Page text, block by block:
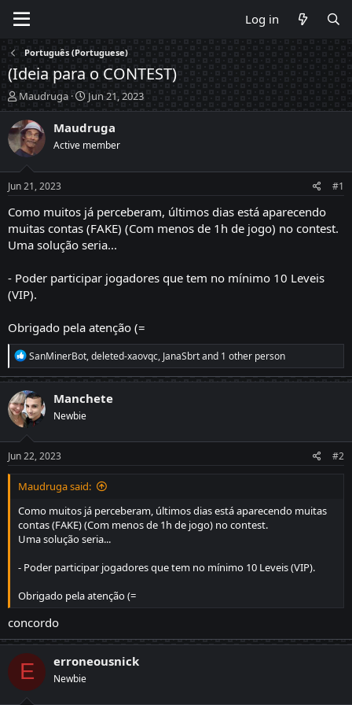
Log in
Português (Portuguese)
(Ideia para o CONTEST)
T
h
r
e
a
d
t
a
t
e
Maudruga
S
t
a
t
t
e
Jun 21, 2023
Maudruga
Active member
Jun 21, 2023 #1
Como muitos já perceberam, últimos dias está aparecendo
muitas contas (FAKE) (Com menos de 1h de jogo) no contest.
Uma solução seria...
- Poder participar jogadores que tem no mínimo 10 Leveis
(VIP).
Obrigado pela atenção (=
R
e
a
c
t
i
o
n
s
:
SanMinerBot,deleted-xaovqc, JanaSbrtand 1 other person
Manchete
Newbie
Jun 22, 2023 #2
Maudruga said:
Como muitos já perceberam, últimos dias está aparecendo muitas
contas (FAKE) (Com menos de 1h de jogo) no contest.
Uma solução seria...
- Poder participar jogadores que tem no mínimo 10 Leveis (VIP).
Obrigado pela atenção (=
concordo
E erroneousnick
Newbie